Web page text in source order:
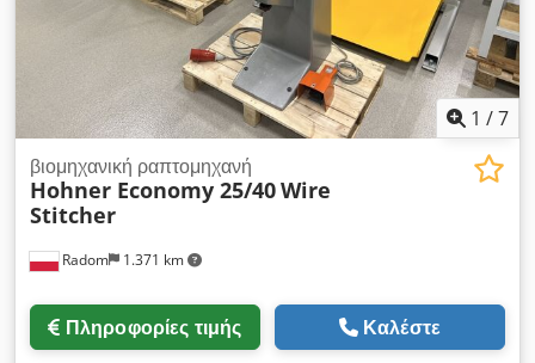
1 /7
Radom 1.371 km
βιομηχανική ραπτομηχανή
Hohner Economy 25/40Wire
Stitcher
Πληροφορίες τιμής Καλέστε